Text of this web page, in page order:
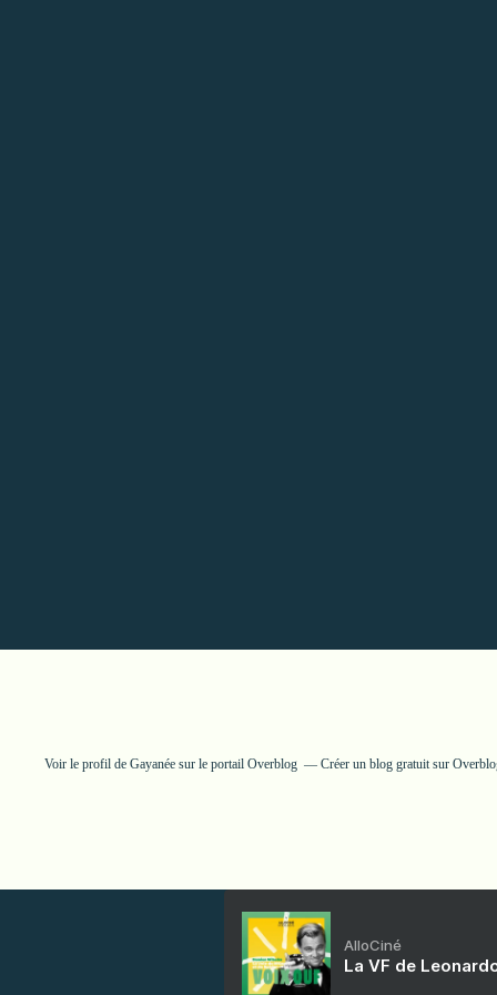
Voir le profil de Gayanée sur le portail Overblog Créer un blog gratuit sur
AlloCiné
La VF de